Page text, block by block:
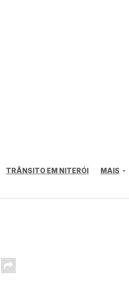
TRÂNSITO EM NITERÓI MAIS